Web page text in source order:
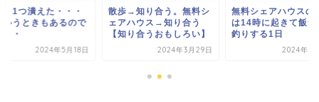
」1つ潰えた・・・
いうときもあるので
・
2024年5月18日
散歩→知り合う。無料シ
ェアハウス→知り合う
【知り合うおもしろい】
2024年3月29日
無料シェアハウスの
は14時に起きて飯食
釣りする1日
2024年3